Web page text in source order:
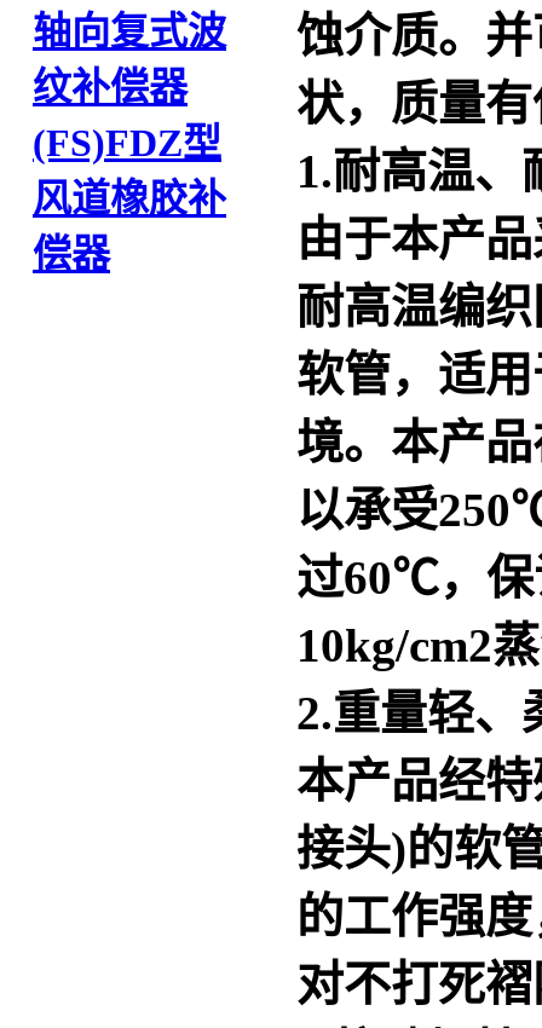
轴向复式波
纹补偿器
(FS)FDZ型
风道橡胶补
偿器
蚀介质。
状，质量
1.耐高温、
由于本产
耐高温编
软管，适
境。本产
以承受
过60℃，保
10kg/cm2
2.重量轻、
本产品经
接头)的软
的工作强
对不打死